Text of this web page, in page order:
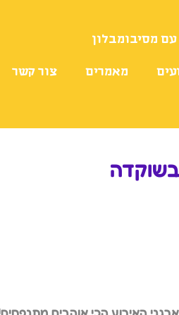
עם מסיבומבלון
מאמרים צור קשר